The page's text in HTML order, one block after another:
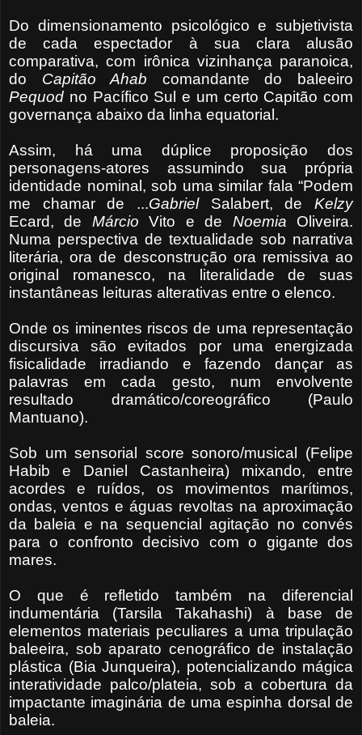
Do dimensionamento psicológico e subjetivista
de cada espectador à sua clara alusão
comparativa, com irônica vizinhança paranoica,
do Capitão Ahab comandante do baleeiro
Pequod no Pacífico Sul e um certo Capitão com
governança abaixo da linha equatorial.
Assim, há uma dúplice proposição dos
personagens-atores assumindo sua própria
identidade nominal, sob uma similar fala “Podem
me chamar de ...GabrielSalabert, de Kelzy
Ecard, de Márcio Vito e de Noemia Oliveira.
Numa perspectiva de textualidade sob narrativa
literária, ora de desconstrução ora remissiva ao
original romanesco, na literalidade de suas
instantâneas leituras alterativas entre o elenco.
Onde os iminentes riscos de uma representação
discursiva são evitados por uma energizada
fisicalidade irradiando e fazendo dançar as
palavras em cada gesto, num envolvente
resultado dramático/coreográfico (Paulo
Mantuano).
Sob um sensorial score sonoro/musical (Felipe
Habib e Daniel Castanheira) mixando, entre
acordes e ruídos, os movimentos marítimos,
ondas, ventos e águas revoltas na aproximação
da baleia e na sequencial agitação no convés
para o confronto decisivo com o gigante dos
mares.
O que é refletido também na diferencial
indumentária (Tarsila Takahashi) à base de
elementos materiais peculiares a uma tripulação
baleeira, sob aparato cenográfico de instalação
plástica (Bia Junqueira), potencializando mágica
interatividade palco/plateia, sob a cobertura da
impactante imaginária de uma espinha dorsal de
baleia.